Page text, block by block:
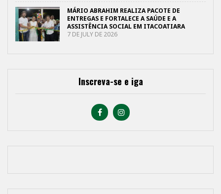
MÁRIO ABRAHIM REALIZA PACOTE DE
ENTREGAS E FORTALECE A SAÚDE E A
ASSISTÊNCIA SOCIAL EM ITACOATIARA
7 DE JULY DE 2026
Inscreva-se e iga